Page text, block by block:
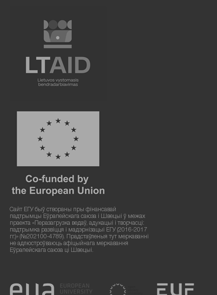
Сайт ЕГУ быў створаны пры фінансавай
падтрымцы Еўрапейскага саюза і Швецыі ў межах
праекта «Перазагрузка ведаў, адукацыі і творчасці:
падтрымка развіцця і мадэрнізацыі ЕГУ (2016-2017
гг.)» (№202100-4789). Прадстаўленыя тут меркаванні
не адлюстроўваюць афіцыйнага меркавання
Еўрапейскага саюза ці Швецыі.